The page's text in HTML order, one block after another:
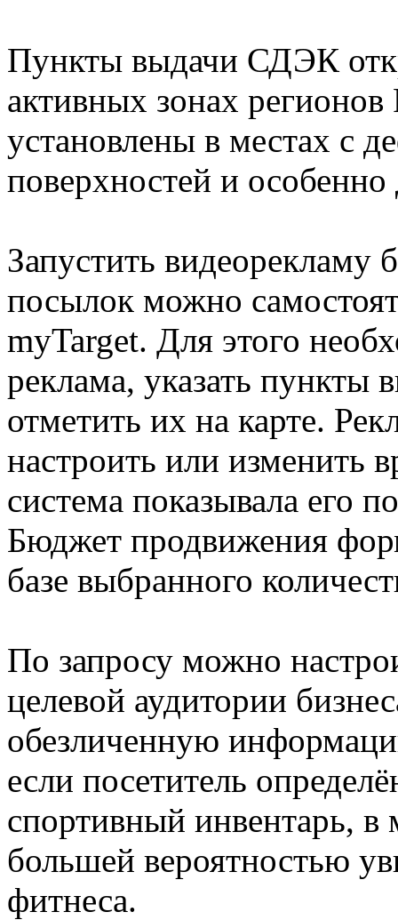
Пункты выдачи СДЭК
активных зонах
установлены в местах с
поверхностей и
Запустить видеорекламу
посылок можно
myTarget. Для этого
реклама, указать пункты
отметить их на карте.
настроить или изменить
система показывала его
Бюджет продвижения
базе выбранного
По запросу можно
целевой аудитории
обезличенную
если посетитель
спортивный инвентарь,
большей вероятностью
фитнеса.